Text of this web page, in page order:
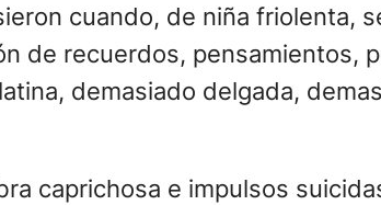
cuando, de niña friolenta,
de recuerdos, pensamientos,
demasiado delgada,
caprichosa e impulsos